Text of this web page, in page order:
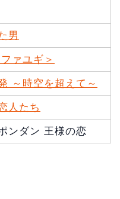
男
ァユギ＞
～時空を超えて～
人たち
ンダン 王様の恋